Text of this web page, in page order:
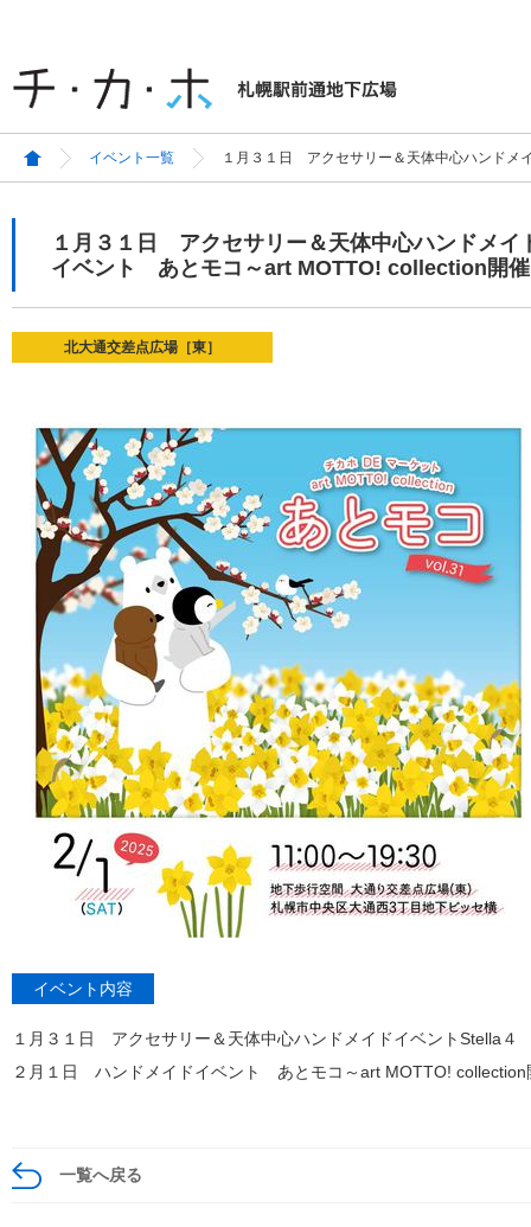
イベント一覧 １月３１日 アクセサリー＆天体中心ハンド
１月３１日 アクセサリー＆天体中心ハンドメ
イベント あとモコ～art MOTTO! collection開催
北大通交差点広場［東］
イベント内容
１月３１日 アクセサリー＆天体中心ハンドメイドイベントStella４
２月１日 ハンドメイドイベント あとモコ～art MOTTO! collection
一覧へ戻る